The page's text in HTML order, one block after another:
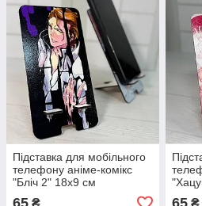
Підставка для мобільного
телефону аніме-комікс
"Бліч 2" 18х9 см
18х9